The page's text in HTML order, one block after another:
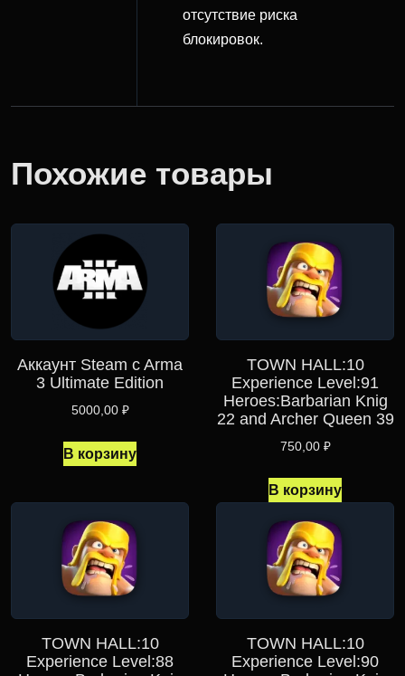
отсутствие риска
блокировок.
Похожие товары
Аккаунт Steam c Arma
3 Ultimate Edition
5000,00 ₽
В корзину
TOWN HALL:10
Experience Level:91
Heroes:Barbarian Knig
22 and Archer Queen 39
750,00 ₽
В корзину
TOWN HALL:10
Experience Level:88
TOWN HALL:10
Experience Level:90